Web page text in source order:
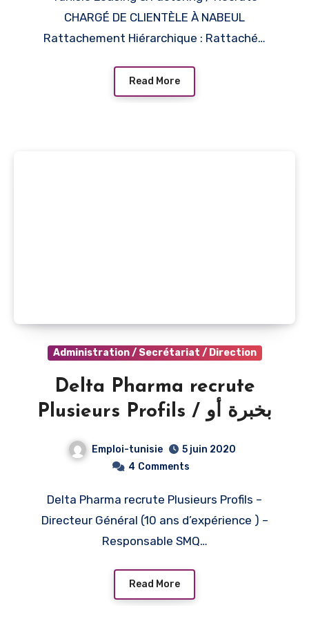
CHARGÉ DE CLIENTÈLE À NABEUL
Rattachement Hiérarchique : Rattaché…
Read More
Administration / Secrétariat / Direction
Delta Pharma recrute
Plusieurs Profils / بخبرة أو
دون خبرة : شركة صناعة الادوية
دلتا تنتدب اطارات وأعوان
Emploi-tunisie
5 juin 2020
4 Comments
Delta Pharma recrute Plusieurs Profils –
Directeur Général (10 ans d’expérience ) –
Responsable SMQ…
Read More